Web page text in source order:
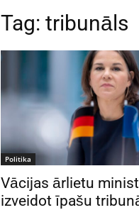
Tag: tribunāls
Politika
Vācijas ārlietu
izveidot īpašu